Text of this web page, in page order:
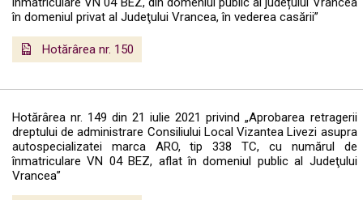
în domeniul privat al Judeţului Vrancea, în vederea casării”
Hotărârea nr. 150
Hotărârea nr. 149 din 21 iulie 2021 privind „Aprobarea retragerii
dreptului de administrare Consiliului Local Vizantea Livezi asupra
autospecializatei marca ARO, tip 338 TC, cu numărul de
înmatriculare VN 04 BEZ, aflat în domeniul public al Judeţului
Vrancea”